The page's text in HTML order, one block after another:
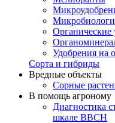
Органические
Удобрения на
Сорта и гибриды
Вредные объекты
Сорные
В помощь агроному
Диагностика
шкале ВВСН